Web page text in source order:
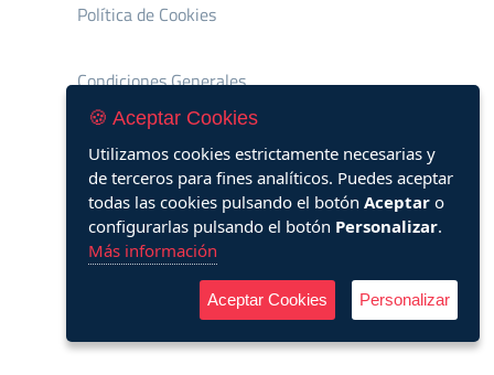
Política de Cookies
Condiciones Generales
🍪 Aceptar Cookies
Utilizamos cookies estrictamente necesarias y
de terceros para fines analíticos. Puedes aceptar
todas las cookies pulsando el botón Aceptar o
configurarlas pulsando el botón Personalizar.
Más información
Aceptar Cookies Personalizar